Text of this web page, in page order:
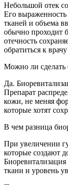
Небольшой отек
Его выраженность
тканей и объема
обычно проходит
отечность
обратиться к
Можно ли сделать
Да.
Препарат
кожи, не меняя
которые хотят
В чем разница
При увеличении
которые создают
Биоревитализация
ткани и уровень